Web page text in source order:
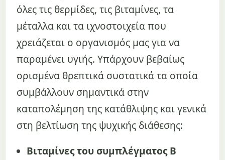
όλες τις θερμίδες, τις βιταμίνες, τα
μέταλλα και τα ιχνοστοιχεία που
χρειάζεται ο οργανισμός μας για να
παραμένει υγιής. Υπάρχουν βεβαίως
ορισμένα θρεπτικά συστατικά τα οποία
συμβάλλουν σημαντικά στην
καταπολέμηση της κατάθλιψης και γενικά
στη βελτίωση της ψυχικής διάθεσης:
Βιταμίνες του συμπλέγματος Β